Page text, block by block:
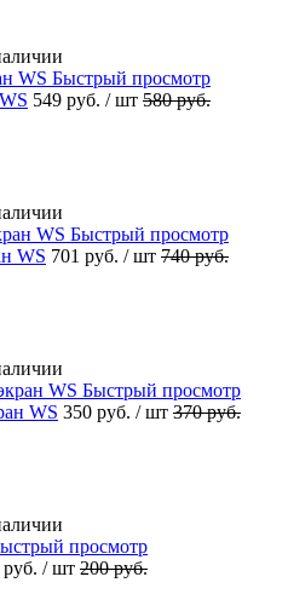
Быстрый просмотр
549 руб. / шт 580 руб.
Быстрый просмотр
WS 701 руб. / шт 740 руб.
Быстрый просмотр
WS 350 руб. / шт 370 руб.
просмотр
/ шт 200 руб.